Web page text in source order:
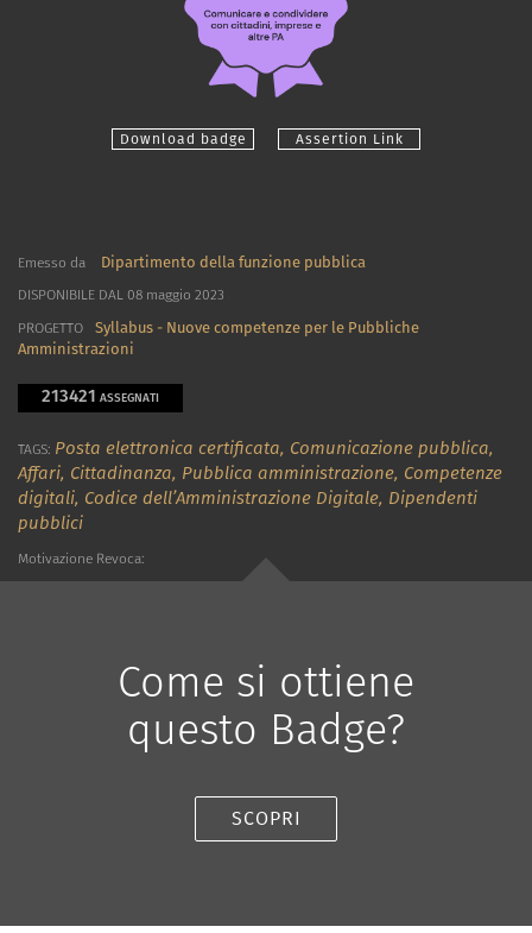
Download badge Assertion Link
Emesso da Dipartimento della funzione pubblica
DISPONIBILE DAL 08 maggio 2023
PROGETTO
Syllabus - Nuove competenze per le Pubbliche
Amministrazioni
213421 ASSEGNATI
TAGS: Posta elettronica certificata, Comunicazione pubblica,
Affari, Cittadinanza, Pubblica amministrazione, Competenze
digitali, Codice dell’Amministrazione Digitale, Dipendenti
pubblici
Motivazione Revoca:
Come si ottiene
questo Badge?
SCOPRI